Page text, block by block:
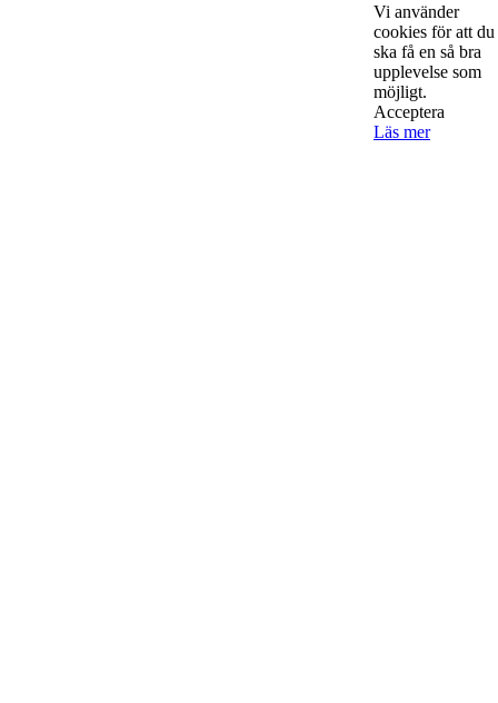
Vi använder
cookies för att du
ska få en så bra
upplevelse som
möjligt.
Acceptera
Läs mer